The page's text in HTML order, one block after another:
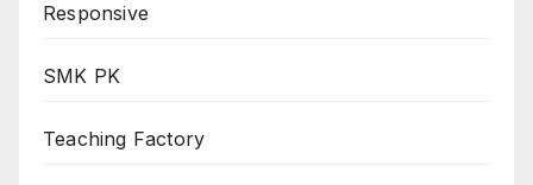
Responsive
SMK PK
Teaching Factory